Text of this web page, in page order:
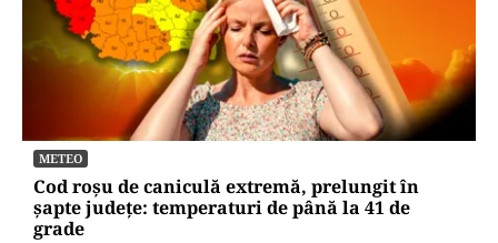
METEO
Cod roșu de caniculă extremă, prelungit în
șapte județe: temperaturi de până la 41 de
grade